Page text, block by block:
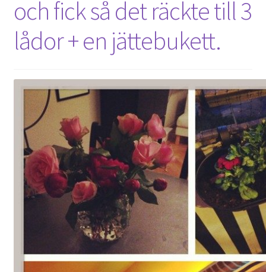
och fick så det räckte till 3
lådor + en jättebukett.